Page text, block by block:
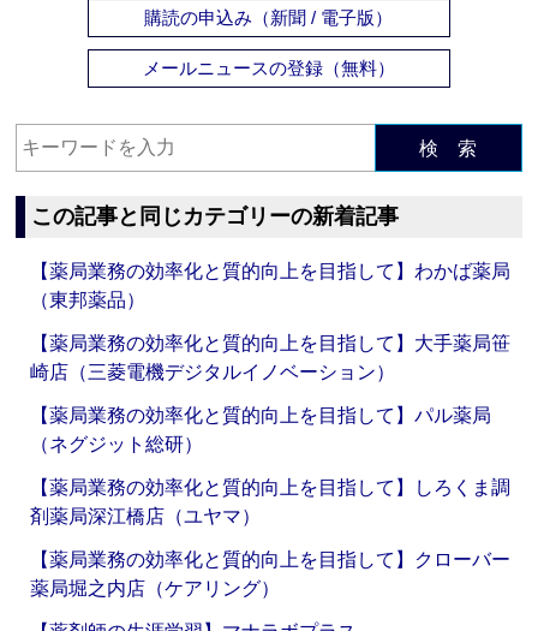
購読の申込み（新聞 / 電子版）
メールニュースの登録（無料）
検 索
この記事と同じカテゴリーの新着記事
【薬局業務の効率化と質的向上を目指して】わかば薬局
（東邦薬品）
【薬局業務の効率化と質的向上を目指して】大手薬局笹
崎店（三菱電機デジタルイノベーション）
【薬局業務の効率化と質的向上を目指して】パル薬局
（ネグジット総研）
【薬局業務の効率化と質的向上を目指して】しろくま調
剤薬局深江橋店（ユヤマ）
【薬局業務の効率化と質的向上を目指して】クローバー
薬局堀之内店（ケアリング）